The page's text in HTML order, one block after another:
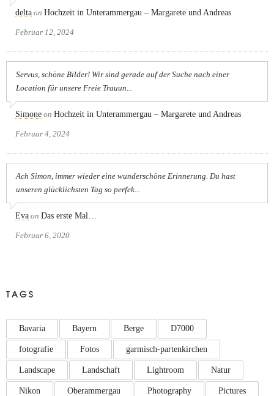
delta on Hochzeit in Unterammergau – Margarete und Andreas
Februar 12, 2024
Servus, schöne Bilder! Wir sind gerade auf der Suche nach einer
Location für unsere Freie Trauun...
Simone on Hochzeit in Unterammergau – Margarete und Andreas
Februar 4, 2024
Ach Simon, immer wieder eine wunderschöne Erinnerung. Du hast
unseren glücklichsten Tag so perfek...
Eva on Das erste Mal…
Februar 6, 2020
TAGS
Bavaria Bayern Berge D7000
fotografie Fotos garmisch-partenkirchen
Landscape Landschaft Lightroom Natur
Nikon Oberammergau Photography Pictures